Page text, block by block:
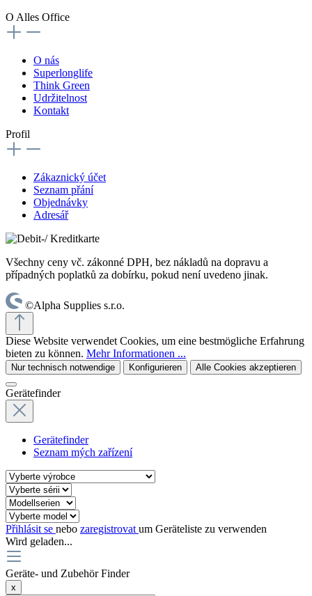
O Alles Office
O nás
Superlonglife
Think Green
Udržitelnost
Kontakt
Profil
Zákaznický účet
Seznam přání
Objednávky
Adresář
Všechny ceny vč. zákonné DPH, bez nákladů na dopravu a
případných poplatků za dobírku, pokud není uvedeno jinak.
©Alpha Supplies s.r.o.
Diese Website verwendet Cookies, um eine bestmögliche Erfahrung
bieten zu können. Mehr Informationen ...
Nur technisch notwendige Konfigurieren Alle Cookies akzeptieren
Gerätefinder
Gerätefinder
Seznam mých zařízení
Přihlásit se nebo zaregistrovat um Geräteliste zu verwenden
Wird geladen...
Geräte- und Zubehör Finder
x